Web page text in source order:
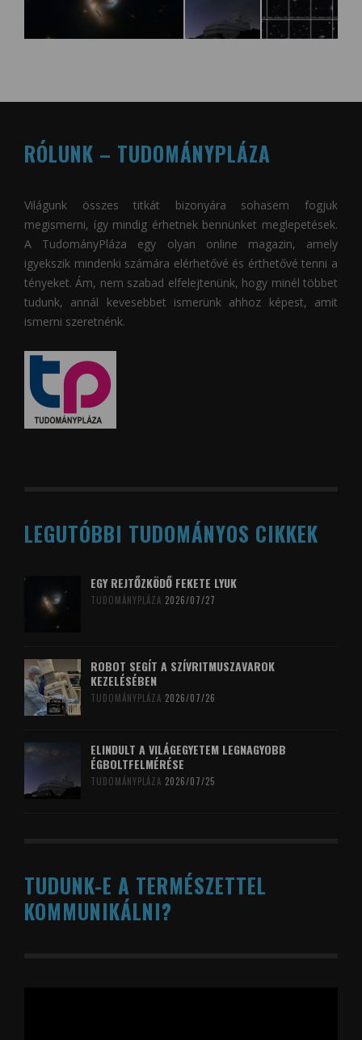
RÓLUNK – TUDOMÁNYPLÁZA
Világunk összes titkát bizonyára sohasem fogjuk
megismerni, így mindig érhetnek bennünket meglepetések.
A TudományPláza egy olyan online magazin, amely
igyekszik mindenki számára elérhetővé és érthetővé tenni a
tényeket. Ám, nem szabad elfelejtenünk, hogy minél többet
tudunk, annál kevesebbet ismerünk ahhoz képest, amit
ismerni szeretnénk.
LEGUTÓBBI TUDOMÁNYOS CIKKEK
EGY REJTŐZKÖDŐ FEKETE LYUK
TUDOMÁNYPLÁZA 2026/07/27
ROBOT SEGÍT A SZÍVRITMUSZAVAROK
KEZELÉSÉBEN
TUDOMÁNYPLÁZA 2026/07/26
ELINDULT A VILÁGEGYETEM LEGNAGYOBB
ÉGBOLTFELMÉRÉSE
TUDOMÁNYPLÁZA 2026/07/25
TUDUNK-E A TERMÉSZETTEL
KOMMUNIKÁLNI?